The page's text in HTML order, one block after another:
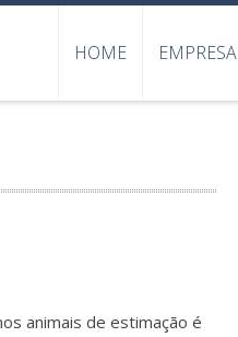
HOME EMPRESA
animais de estimação é